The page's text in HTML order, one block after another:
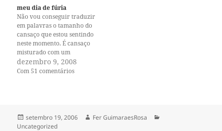
vou postar receitas testadas
por mim, mas haverão
receitas. E…
meu dia de fúria
Não vou conseguir traduzir
em palavras o tamanho do
cansaço que estou sentindo
neste momento. É cansaço
misturado com um
sentimento imenso de
indignação e desilusão. Vira e
desenvolvidas por blogueiros,
ou copiando conteúdo com…
dezembro 9, 2008
Com 51 comentários
Publicado
em
setembro 19, 2006 Autor
Fer GuimaraesRosa
Uncategorized